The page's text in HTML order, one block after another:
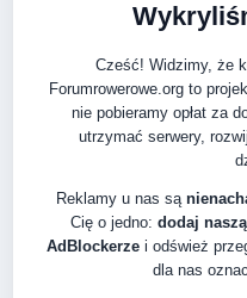
Cześć! Widzimy, że
Forumrowerowe.org to
nie pobieramy opłat za
utrzymać serwery,
Reklamy u nas są
Cię o jedno: dodaj
AdBlockerze i odśwież
dla nas